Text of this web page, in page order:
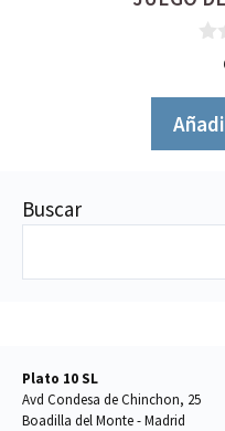
Buscar
Plato 10 SL
Avd Condesa de Chinchon, 25
Boadilla del Monte - Madrid